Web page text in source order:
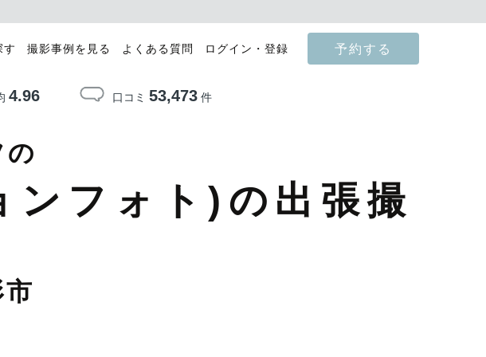
す 撮影事例を見る よくある質問 ログイン・登録 予約する
4.96 口コミ 53,473件
ンフォト)の出張撮